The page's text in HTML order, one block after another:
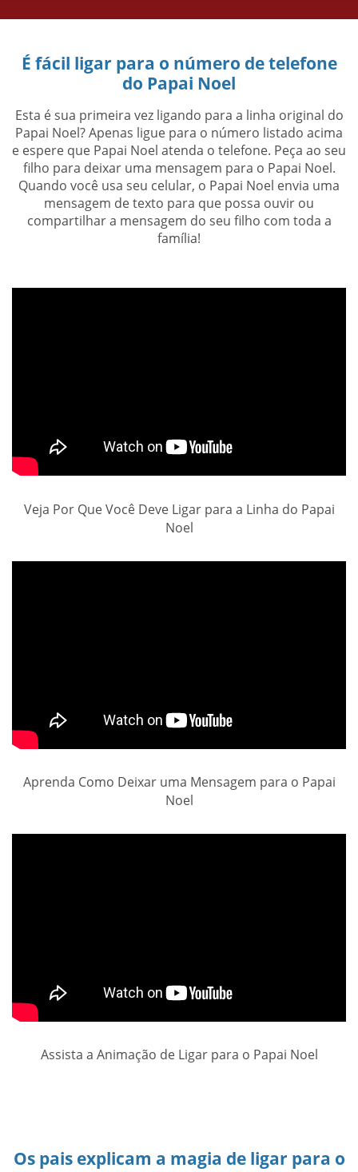
É fácil ligar para o número de telefone
do Papai Noel
Esta é sua primeira vez ligando para a linha original do
Papai Noel? Apenas ligue para o número listado acima
e espere que Papai Noel atenda o telefone. Peça ao seu
filho para deixar uma mensagem para o Papai Noel.
Quando você usa seu celular, o Papai Noel envia uma
mensagem de texto para que possa ouvir ou
compartilhar a mensagem do seu filho com toda a
família!
Veja Por Que Você Deve Ligar para a Linha do Papai
Noel
Aprenda Como Deixar uma Mensagem para o Papai
Noel
Assista a Animação de Ligar para o Papai Noel
Os pais explicam a magia de ligar para o